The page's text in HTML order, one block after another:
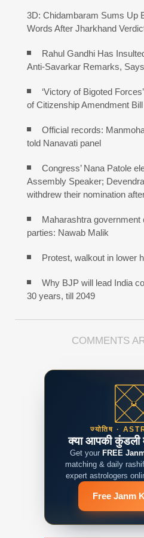
3D: Chidambaram Sums Up
Words After Jharkhand
Rahul Gandhi Has
Anti-Savarkar Remarks,
‘Victory of Bigoted
of Citizenship Amendment
Official records:
told Nanavati panel
Congress’ Nana Patole
Assembly Speaker;
withdrew their nomination
Maharashtra government
parties: Nawab Malik
Protest, walkout in lower
Why BJP will lead India
30 years, till 2049
COMMENTS
ज्योतिष ·
क्या आपकी
Get your FREE
matching & daily
expert astrologers
Free Janm